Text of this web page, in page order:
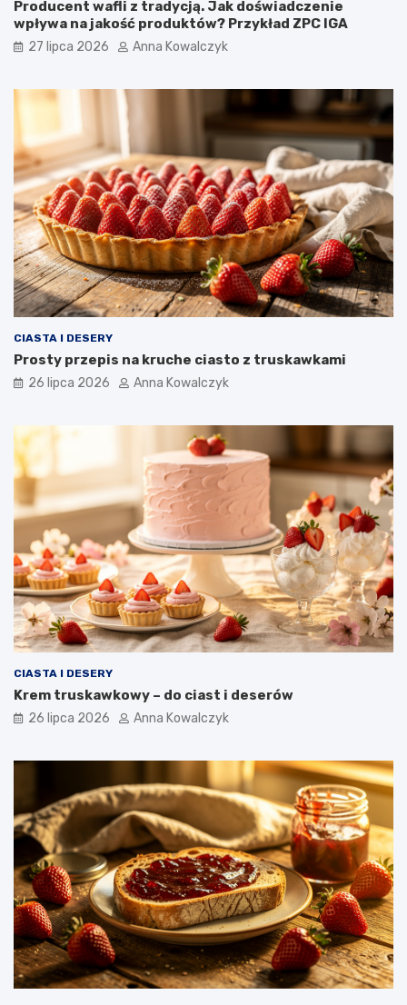
Producent wafli z tradycją. Jak doświadczenie
wpływa na jakość produktów? Przykład ZPC IGA
27 lipca 2026 Anna Kowalczyk
CIASTA I DESERY
Prosty przepis na kruche ciasto z truskawkami
26 lipca 2026 Anna Kowalczyk
CIASTA I DESERY
Krem truskawkowy – do ciast i deserów
26 lipca 2026 Anna Kowalczyk